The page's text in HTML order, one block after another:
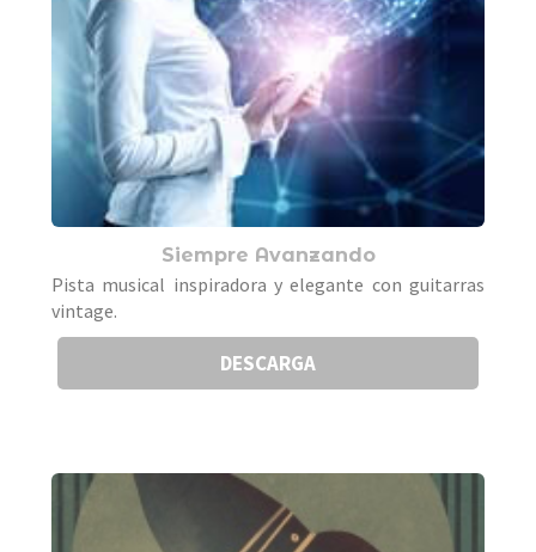
Siempre Avanzando
Pista musical inspiradora y elegante con guitarras
vintage.
DESCARGA